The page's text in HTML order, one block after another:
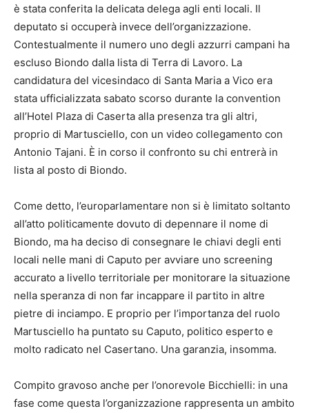
è stata conferita la delicata delega agli enti locali. Il
deputato si occuperà invece dell’organizzazione.
Contestualmente il numero uno degli azzurri campani ha
escluso Biondo dalla lista di Terra di Lavoro. La
candidatura del vicesindaco di Santa Maria a Vico era
stata ufficializzata sabato scorso durante la convention
all’Hotel Plaza di Caserta alla presenza tra gli altri,
proprio di Martusciello, con un video collegamento con
Antonio Tajani. È in corso il confronto su chi entrerà in
lista al posto di Biondo.
Come detto, l’europarlamentare non si è limitato soltanto
all’atto politicamente dovuto di depennare il nome di
Biondo, ma ha deciso di consegnare le chiavi degli enti
locali nelle mani di Caputo per avviare uno screening
accurato a livello territoriale per monitorare la situazione
nella speranza di non far incappare il partito in altre
pietre di inciampo. E proprio per l’importanza del ruolo
Martusciello ha puntato su Caputo, politico esperto e
molto radicato nel Casertano. Una garanzia, insomma.
Compito gravoso anche per l’onorevole Bicchielli: in una
fase come questa l’organizzazione rappresenta un ambito